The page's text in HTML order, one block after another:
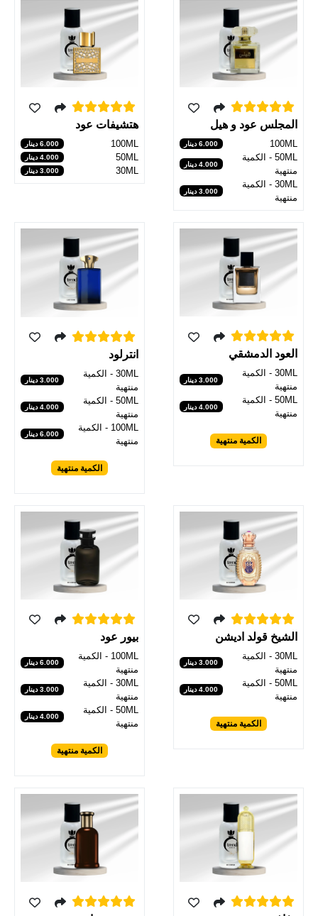
المجلس عود و هيل
100ML 6.000 دينار
50ML - الكمية
منتهية
4.000 دينار
30ML - الكمية
منتهية
3.000 دينار
هتشيفات عود
100ML 6.000 دينار
50ML 4.000 دينار
30ML 3.000 دينار
العود الدمشقي
30ML - الكمية
منتهية
3.000 دينار
50ML - الكمية
منتهية
4.000 دينار
الكمية منتهية
انترلود
30ML - الكمية
منتهية
3.000 دينار
50ML - الكمية
منتهية
4.000 دينار
100ML - الكمية
منتهية
6.000 دينار
الكمية منتهية
الشيخ قولد اديشن
30ML - الكمية
منتهية
3.000 دينار
50ML - الكمية
منتهية
4.000 دينار
الكمية منتهية
بيور عود
100ML - الكمية
منتهية
6.000 دينار
30ML - الكمية
منتهية
3.000 دينار
50ML - الكمية
منتهية
4.000 دينار
الكمية منتهية